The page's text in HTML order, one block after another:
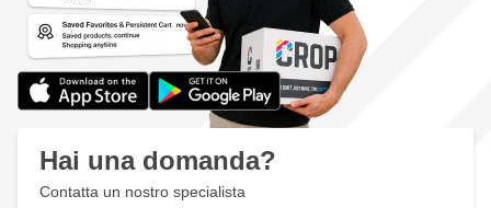
Hai una domanda?
Contatta un nostro specialista